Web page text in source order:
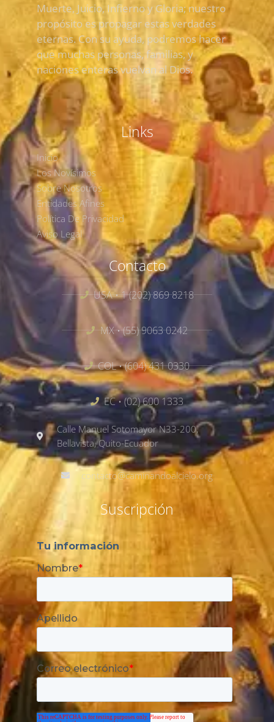
Muerte, Juicio, Infierno y Gloria; nuestro
propósito es propagar estas verdades
eternas. Con su ayuda, podremos hacer
que muchas personas, familias, y
naciones enteras vuelvan al Dios.
Links
Inicio
Los Novísimos
Sobre Nosotros
Entidades Afines
Política De Privacidad
Aviso Legal
Contacto
USA • 1 (202) 869 8218
MX • (55) 9063 0242
COL • (604) 431 0330
EC • (02) 600 1333
Calle Manuel Sotomayor N33-200,
Bellavista, Quito-Ecuador
contacto@caminandoalcielo.org
Suscripción